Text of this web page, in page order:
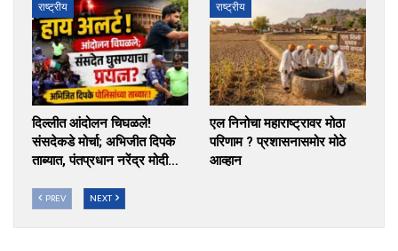
राष्ट्रीय
दिल्लीत आंदोलन चिघळले!
संसदेकडे मोर्चा; अभिजीत दिपके
ताब्यात, पंतप्रधान नरेंद्र मोदी…
राष्ट्रीय
एल निनोचा महाराष्ट्रावर मोठा
परिणाम ? प्रशासनासमोर मोठे
आव्हान
PREV NEXT